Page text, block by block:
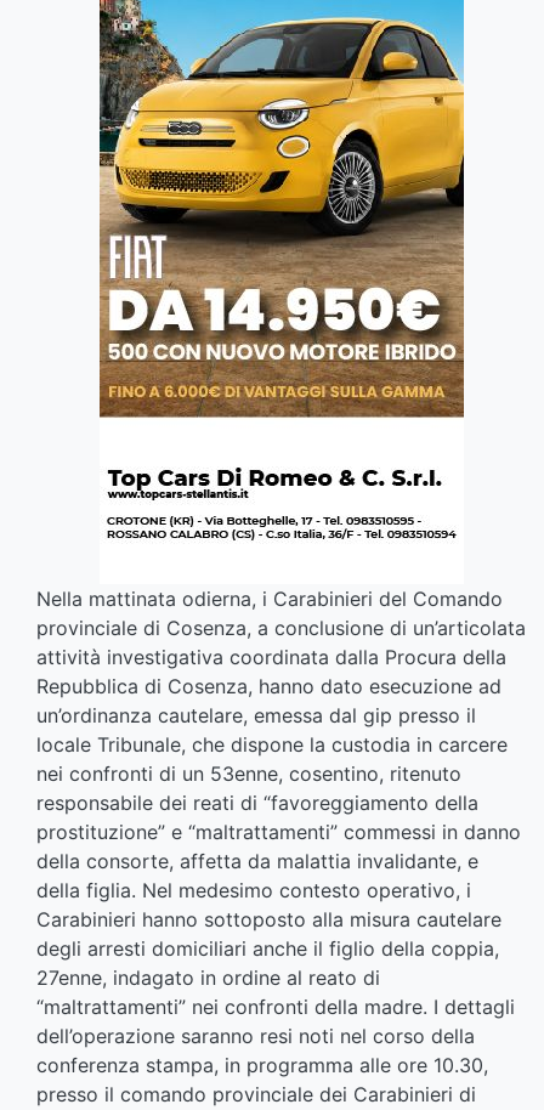
Nella mattinata odierna, i Carabinieri del Comando
provinciale di Cosenza, a conclusione di un’articolata
attività investigativa coordinata dalla Procura della
Repubblica di Cosenza, hanno dato esecuzione ad
un’ordinanza cautelare, emessa dal gip presso il
locale Tribunale, che dispone la custodia in carcere
nei confronti di un 53enne, cosentino, ritenuto
responsabile dei reati di “favoreggiamento della
prostituzione” e “maltrattamenti” commessi in danno
della consorte, affetta da malattia invalidante, e
della figlia. Nel medesimo contesto operativo, i
Carabinieri hanno sottoposto alla misura cautelare
degli arresti domiciliari anche il figlio della coppia,
27enne, indagato in ordine al reato di
“maltrattamenti” nei confronti della madre. I dettagli
dell’operazione saranno resi noti nel corso della
conferenza stampa, in programma alle ore 10.30,
presso il comando provinciale dei Carabinieri di